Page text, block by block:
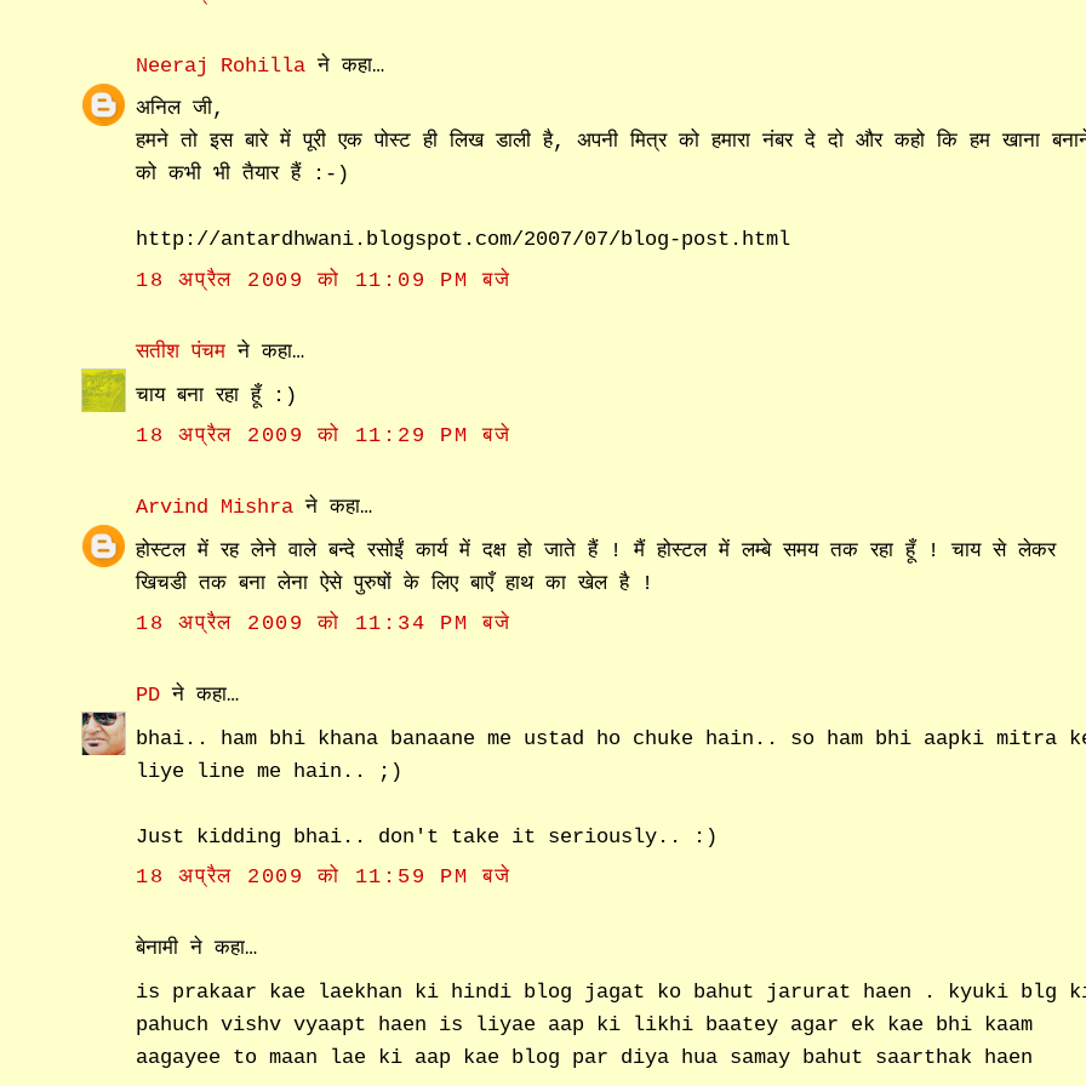
Neeraj Rohilla ने कहा…
अनिल जी,
हमने तो इस बारे में पूरी एक पोस्ट ही लिख डाली है, अपनी मित्र को हमारा नंबर दे दो और कहो कि हम खाना
को कभी भी तैयार हैं :-)
http://antardhwani.blogspot.com/2007/07/blog-post.html
18 अप्रैल 2009 को 11:09 PM बजे
सतीश पंचम ने कहा…
चाय बना रहा हूँ :)
18 अप्रैल 2009 को 11:29 PM बजे
Arvind Mishra ने कहा…
होस्टल में रह लेने वाले बन्दे रसोईं कार्य में दक्ष हो जाते हैं ! मैं होस्टल में लम्बे समय तक रहा हूँ ! चाय से लेकर
खिचडी तक बना लेना ऐसे पुरुषों के लिए बाएँ हाथ का खेल है !
18 अप्रैल 2009 को 11:34 PM बजे
PD ने कहा…
bhai.. ham bhi khana banaane me ustad ho chuke hain.. so ham bhi aapki mitra
liye line me hain.. ;)
Just kidding bhai.. don't take it seriously.. :)
18 अप्रैल 2009 को 11:59 PM बजे
बेनामी ने कहा…
is prakaar kae laekhan ki hindi blog jagat ko bahut jarurat haen . kyuki blg
pahuch vishv vyaapt haen is liyae aap ki likhi baatey agar ek kae bhi kaam
aagayee to maan lae ki aap kae blog par diya hua samay bahut saarthak haen